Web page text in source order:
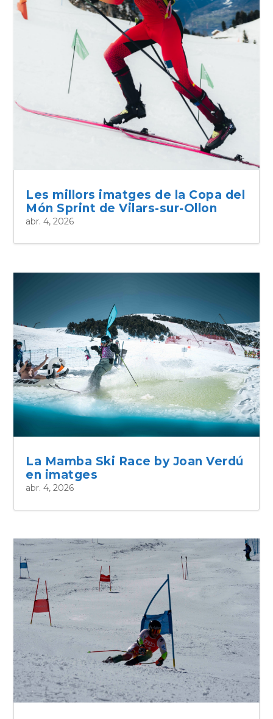
Les millors imatges de la Copa del
Món Sprint de Vilars-sur-Ollon
abr. 4, 2026
La Mamba Ski Race by Joan Verdú
en imatges
abr. 4, 2026